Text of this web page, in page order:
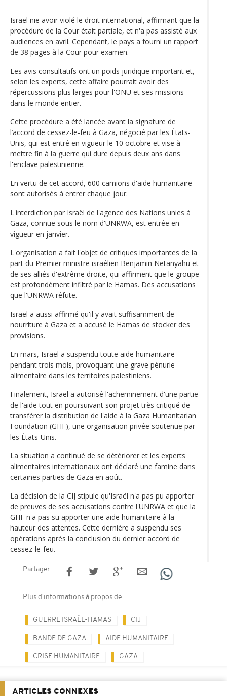
Israël nie avoir violé le droit international, affirmant que la
procédure de la Cour était partiale, et n'a pas assisté aux
audiences en avril. Cependant, le pays a fourni un rapport
de 38 pages à la Cour pour examen.
Les avis consultatifs ont un poids juridique important et,
selon les experts, cette affaire pourrait avoir des
répercussions plus larges pour l'ONU et ses missions
dans le monde entier.
Cette procédure a été lancée avant la signature de
l’accord de cessez-le-feu à Gaza, négocié par les États-
Unis, qui est entré en vigueur le 10 octobre et vise à
mettre fin à la guerre qui dure depuis deux ans dans
l'enclave palestinienne.
En vertu de cet accord, 600 camions d'aide humanitaire
sont autorisés à entrer chaque jour.
L'interdiction par Israël de l'agence des Nations unies à
Gaza, connue sous le nom d'UNRWA, est entrée en
vigueur en janvier.
L'organisation a fait l'objet de critiques importantes de la
part du Premier ministre israélien Benjamin Netanyahu et
de ses alliés d'extrême droite, qui affirment que le groupe
est profondément infiltré par le Hamas. Des accusations
que l'UNRWA réfute.
Israël a aussi affirmé qu'il y avait suffisamment de
nourriture à Gaza et a accusé le Hamas de stocker des
provisions.
En mars, Israël a suspendu toute aide humanitaire
pendant trois mois, provoquant une grave pénurie
alimentaire dans les territoires palestiniens.
Finalement, Israël a autorisé l'acheminement d'une partie
de l'aide tout en poursuivant son projet très critiqué de
transférer la distribution de l'aide à la Gaza Humanitarian
Foundation (GHF), une organisation privée soutenue par
les États-Unis.
La situation a continué de se détériorer et les experts
alimentaires internationaux ont déclaré une famine dans
certaines parties de Gaza en août.
La décision de la CIJ stipule qu'Israël n'a pas pu apporter
de preuves de ses accusations contre l'UNRWA et que la
GHF n'a pas su apporter une aide humanitaire à la
hauteur des attentes. Cette dernière a suspendu ses
opérations après la conclusion du dernier accord de
cessez-le-feu.
Partager
Plus d'informations à propos de
GUERRE ISRAËL-HAMAS CIJ
BANDE DE GAZA AIDE HUMANITAIRE
CRISE HUMANITAIRE GAZA
ARTICLES CONNEXES